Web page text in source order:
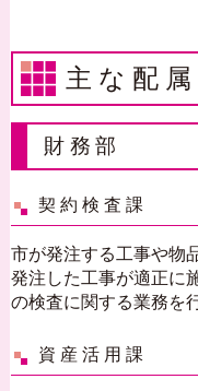
主な配
財務部
契約検査課
市が発注する工事や物
発注した工事が適正に
の検査に関する業務を
資産活用課